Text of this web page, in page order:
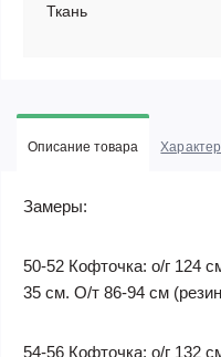
Ткань
Описание товара
Замеры:
50-52 Кофточка: о/г 124
35 см. О/т 86-94 см
54-56 Кофточка: о/г 132